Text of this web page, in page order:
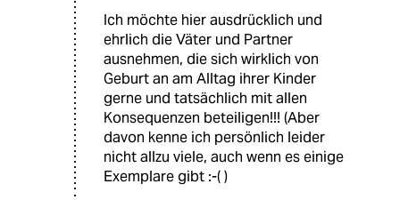
Ich möchte hier ausdrücklich und
ehrlich die Väter und Partner
ausnehmen, die sich wirklich von
Geburt an am Alltag ihrer Kinder
gerne und tatsächlich mit allen
Konsequenzen beteiligen!!! (Aber
davon kenne ich persönlich leider
nicht allzu viele, auch wenn es einige
Exemplare gibt :-( )